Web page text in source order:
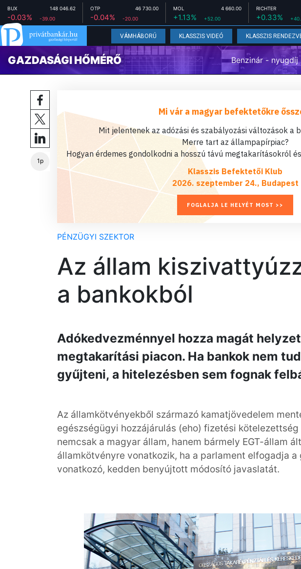
BUX 148 046.62
-0.03% -39.00
OTP 46 730.00
-0.04% -20.00
MOL 4 660.00
+1.13% +52.00
RICHTER
+0.33%
VÁMHÁBORÚ KLASSZIS VIDEÓ KLASSZIS
GAZDASÁGI HŐMÉRŐ Benzinár -
1p
Mi vár a magyar befektetőkre
Mit jelentenek az adózási és szabályozási változások a
Merre tart az állampapírpiac?
Hogyan érdemes gondolkodni a hosszú távú megtakarításokról
Klasszis Befektetői Klub
2026. szeptember 24., Budapest
FOGLALJA LE HELYÉT MOST >>
PÉNZÜGYI SZEKTOR
Az állam
a bankokból
Adókedvezménnyel hozza magát
megtakarítási piacon. Ha bankok nem
gyűjteni, a hitelezésben sem fognak
Az államkötvényekből származó kamatjövedelem
egészségügyi hozzájárulás (eho) fizetési
nemcsak a magyar állam, hanem bármely EGT-állam
államkötvényre vonatkozik, ha a parlament elfogadja
vonatkozó, kedden benyújtott módosító javaslatát.